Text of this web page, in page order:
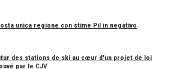
unica regione con stime Pil in negativo
des stations de ski au cœur d'un projet de loi
par le CJV